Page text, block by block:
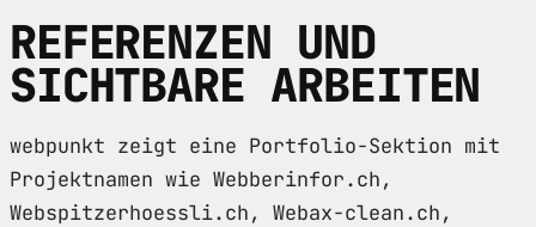
REFERENZEN UND
SICHTBARE ARBEITEN
webpunkt zeigt eine Portfolio-Sektion mit
Projektnamen wie Webberinfor.ch,
Webspitzerhoessli.ch, Webax-clean.ch,